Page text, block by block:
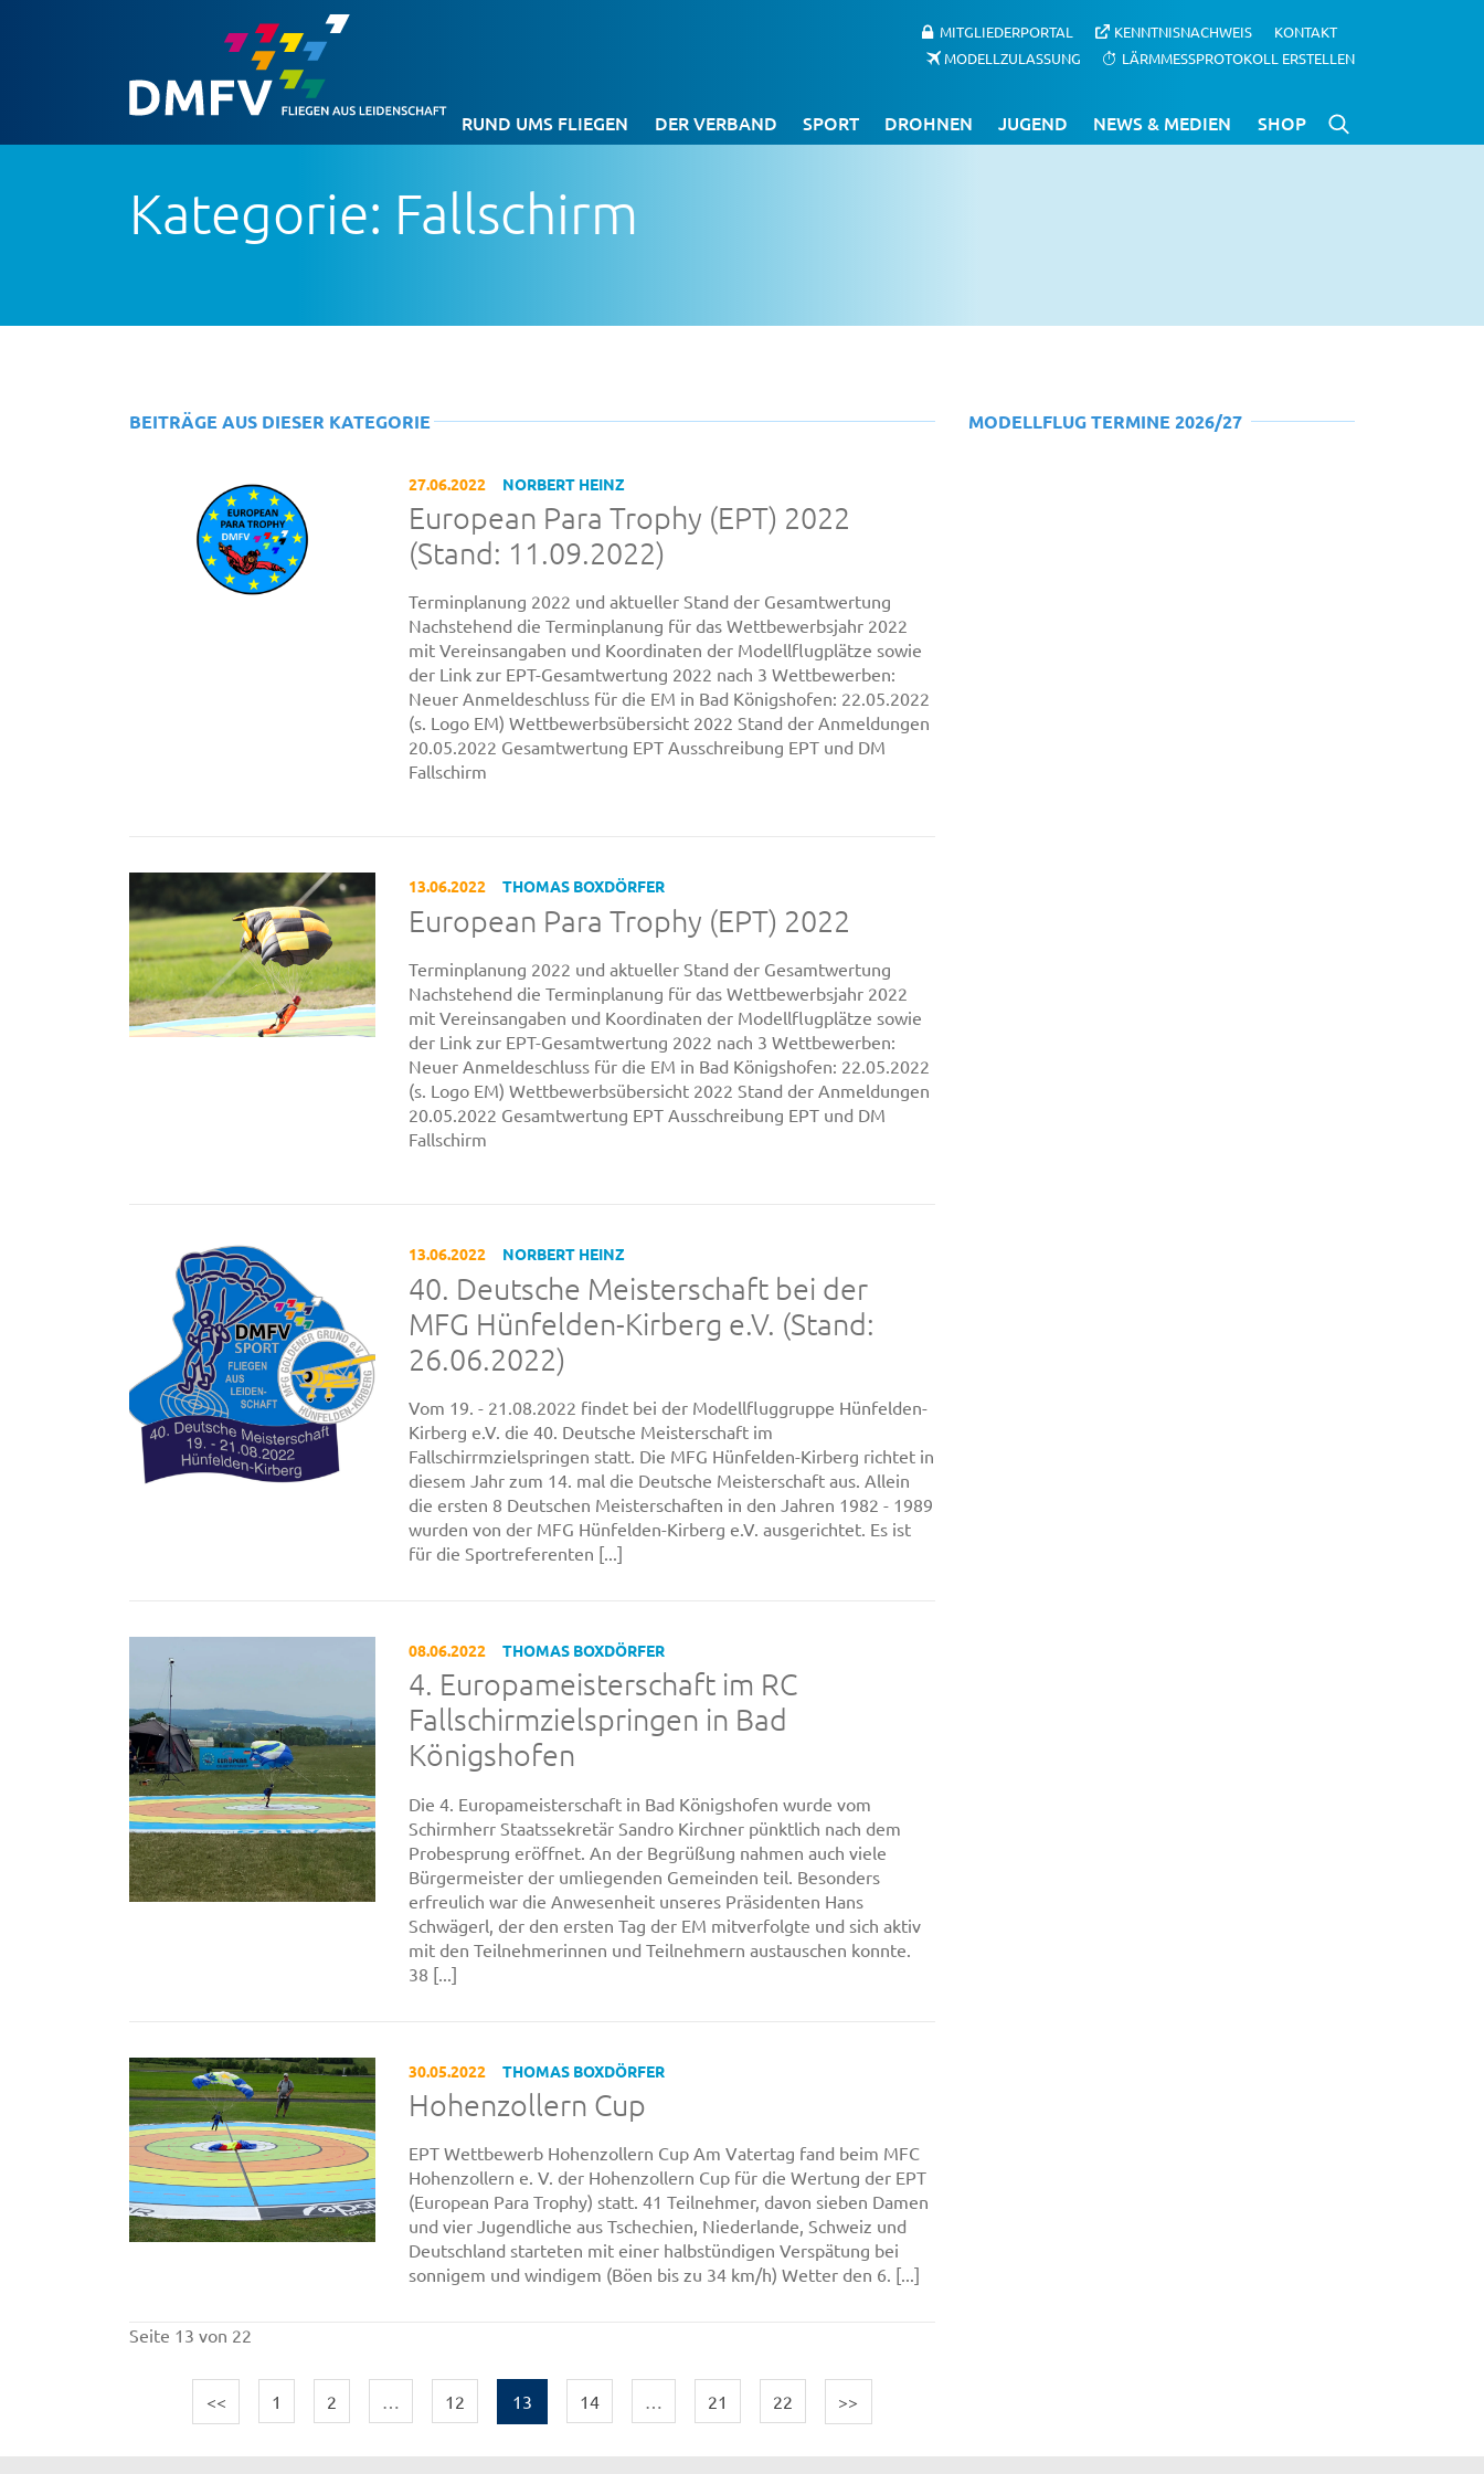
MITGLIEDERPORTAL KENNTNISNACHWEIS
KONTAKT
MODELLZULASSUNG
LÄRMMESSPROTOKOLL ERSTELLEN
RUND UMS FLIEGEN DER VERBAND SPORT DROHNEN JUGEND NEWS & MEDIEN SHOP
Kategorie: Fallschirm
BEITRÄGE AUS DIESER KATEGORIE
27.06.2022 NORBERT HEINZ
European Para Trophy (EPT) 2022
(Stand: 11.09.2022)
Terminplanung 2022 und aktueller Stand der Gesamtwertung
Nachstehend die Terminplanung für das Wettbewerbsjahr 2022
mit Vereinsangaben und Koordinaten der Modellflugplätze sowie
der Link zur EPT-Gesamtwertung 2022 nach 3 Wettbewerben:
Neuer Anmeldeschluss für die EM in Bad Königshofen: 22.05.2022
(s. Logo EM) Wettbewerbsübersicht 2022 Stand der Anmeldungen
20.05.2022 Gesamtwertung EPT Ausschreibung EPT und DM
Fallschirm
13.06.2022 THOMAS BOXDÖRFER
European Para Trophy (EPT) 2022
Terminplanung 2022 und aktueller Stand der Gesamtwertung
Nachstehend die Terminplanung für das Wettbewerbsjahr 2022
mit Vereinsangaben und Koordinaten der Modellflugplätze sowie
der Link zur EPT-Gesamtwertung 2022 nach 3 Wettbewerben:
Neuer Anmeldeschluss für die EM in Bad Königshofen: 22.05.2022
(s. Logo EM) Wettbewerbsübersicht 2022 Stand der Anmeldungen
20.05.2022 Gesamtwertung EPT Ausschreibung EPT und DM
Fallschirm
13.06.2022 NORBERT HEINZ
40. Deutsche Meisterschaft bei der
MFG Hünfelden-Kirberg e.V. (Stand:
26.06.2022)
Vom 19. - 21.08.2022 findet bei der Modellfluggruppe Hünfelden-
Kirberg e.V. die 40. Deutsche Meisterschaft im
Fallschirrmzielspringen statt. Die MFG Hünfelden-Kirberg richtet in
diesem Jahr zum 14. mal die Deutsche Meisterschaft aus. Allein
die ersten 8 Deutschen Meisterschaften in den Jahren 1982 - 1989
wurden von der MFG Hünfelden-Kirberg e.V. ausgerichtet. Es ist
für die Sportreferenten [...]
08.06.2022 THOMAS BOXDÖRFER
4. Europameisterschaft im RC
Fallschirmzielspringen in Bad
Königshofen
Die 4. Europameisterschaft in Bad Königshofen wurde vom
Schirmherr Staatssekretär Sandro Kirchner pünktlich nach dem
Probesprung eröffnet. An der Begrüßung nahmen auch viele
Bürgermeister der umliegenden Gemeinden teil. Besonders
erfreulich war die Anwesenheit unseres Präsidenten Hans
Schwägerl, der den ersten Tag der EM mitverfolgte und sich aktiv
mit den Teilnehmerinnen und Teilnehmern austauschen konnte.
38 [...]
30.05.2022 THOMAS BOXDÖRFER
Hohenzollern Cup
EPT Wettbewerb Hohenzollern Cup Am Vatertag fand beim MFC
Hohenzollern e. V. der Hohenzollern Cup für die Wertung der EPT
(European Para Trophy) statt. 41 Teilnehmer, davon sieben Damen
und vier Jugendliche aus Tschechien, Niederlande, Schweiz und
Deutschland starteten mit einer halbstündigen Verspätung bei
sonnigem und windigem (Böen bis zu 34 km/h) Wetter den 6. [...]
Seite 13 von 22
<< 1 2 … 12 13 14 … 21 22 >>
MODELLFLUG TERMINE 2026/27